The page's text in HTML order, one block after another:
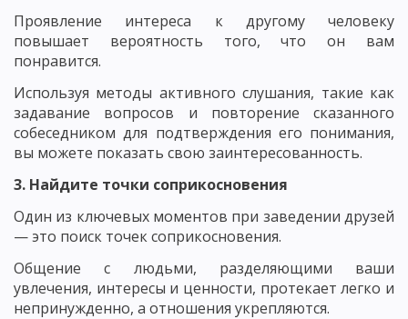
Проявление интереса к другому человеку
повышает вероятность того, что он вам
понравится.
Используя методы активного слушания, такие как
задавание вопросов и повторение сказанного
собеседником для подтверждения его понимания,
вы можете показать свою заинтересованность.
3. Найдите точки соприкосновения
Один из ключевых моментов при заведении друзей
— это поиск точек соприкосновения.
Общение с людьми, разделяющими ваши
увлечения, интересы и ценности, протекает легко и
непринужденно, а отношения укрепляются.